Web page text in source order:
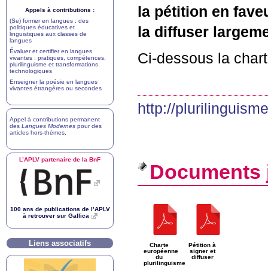
la pétition en
la diffuser
Ci-dessous la
http://
Documents
Charte
européenne
du
plurilinguisme
Pétition à
signer et
diffuser
Appels à contributions :
(Se) former en langues : des
politiques éducatives et
linguistiques aux classes de
langues
Évaluer et certifier en langues
vivantes : pratiques, compétences,
plurilinguisme et transformations
technologiques
Enseigner la poésie en langues
vivantes étrangères ou secondes
Appel à contributions permanent
des Langues Modernes pour des
articles hors-thèmes
L’APLV partenaire de la BnF
100 ans de publications de l’APLV
à retrouver sur Gallica
Liens associatifs